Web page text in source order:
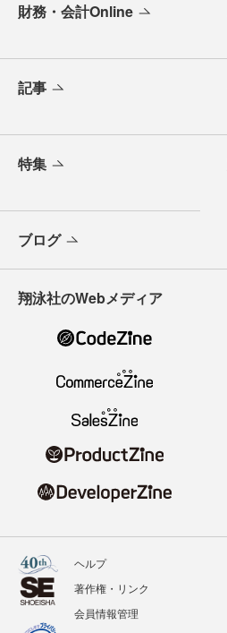
財務・会計Online
記事
特集
ブログ
翔泳社のWebメディア
ヘルプ
著作権・リンク
会員情報管理